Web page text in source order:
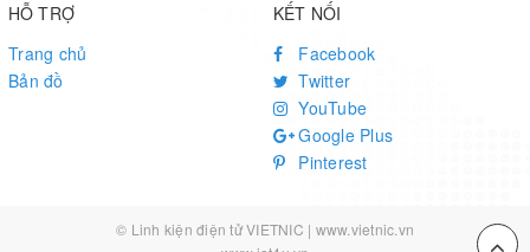
HỖ TRỢ
Trang chủ
Bản đồ
KẾT NỐI
Facebook
Twitter
YouTube
Google Plus
Pinterest
© Linh kiện điện tử VIETNIC | www.vietnic.vn